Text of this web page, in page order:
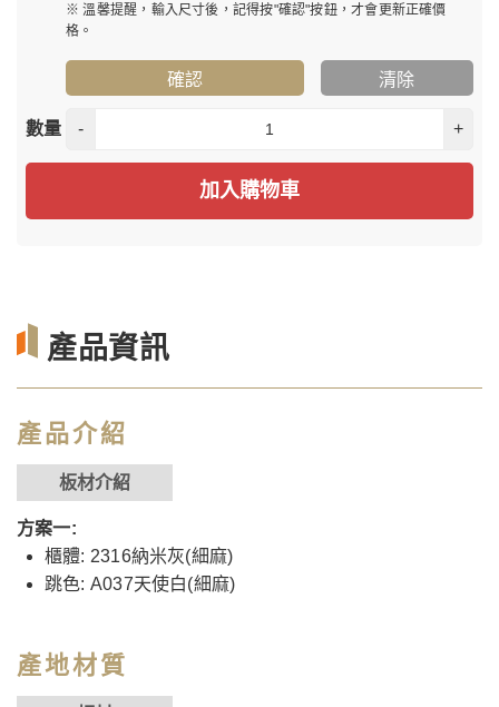
※ 溫馨提醒，輸入尺寸後，記得按"確認"按鈕，才會更新正確價
格。
確認 清除
數量 - +
加入購物車
產品資訊
產品介紹
板材介紹
方案一:
櫃體: 2316納米灰(細麻)
跳色: A037天使白(細麻)
產地材質